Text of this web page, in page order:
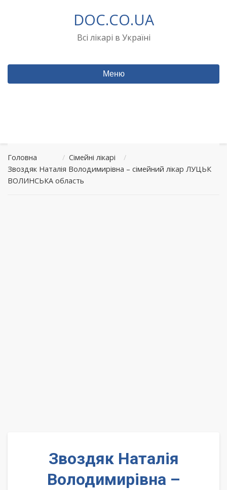
DOC.CO.UA
Всі лікарі в Україні
Меню
Головна / Сімейні лікарі
/
Звоздяк Наталія Володимирівна – сімейний лікар ЛУЦЬК
ВОЛИНСЬКА область
Звоздяк Наталія
Володимирівна –